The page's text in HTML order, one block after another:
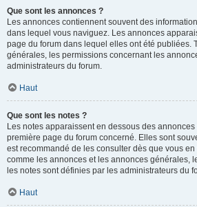
Que sont les annonces ?
Les annonces contiennent souvent des
dans lequel vous naviguez. Les annonces
page du forum dans lequel elles ont été publiées.
générales, les permissions concernant les
administrateurs du forum.
Haut
Que sont les notes ?
Les notes apparaissent en dessous des
première page du forum concerné. Elles sont
est recommandé de les consulter dès que vous
comme les annonces et les annonces générales,
les notes sont définies par les administrateurs du
Haut